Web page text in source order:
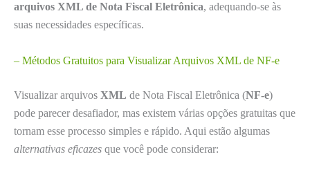
arquivos XML de Nota Fiscal Eletrônica, adequando-se às
suas necessidades específicas.
– Métodos Gratuitos para Visualizar Arquivos XML de NF-e
Visualizar arquivos XML de Nota Fiscal Eletrônica (NF-e)
pode parecer desafiador, mas existem várias opções gratuitas que
tornam esse processo simples e rápido. Aqui estão algumas
alternativas eficazes que você pode considerar: